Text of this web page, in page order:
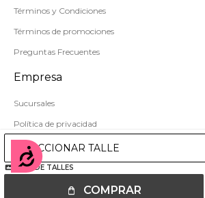
Accesibilidad
SELECCIONAR TALLE
GUÍA DE TALLES
COMPRAR
Términos y Condiciones
Términos de promociones
Preguntas Frecuentes
Empresa
Sucursales
Política de privacidad
Mapa del sitio